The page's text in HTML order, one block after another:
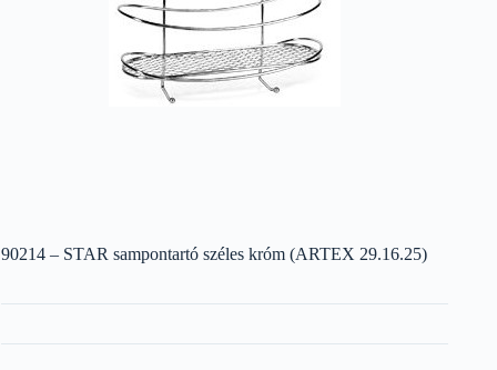
90214 – STAR sampontartó széles króm (ARTEX 29.16.25)